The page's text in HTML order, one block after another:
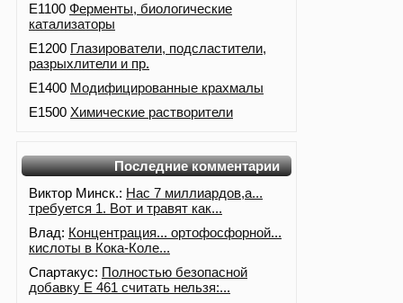
E1100 Ферменты, биологические
катализаторы
E1200 Глазирователи, подсластители,
разрыхлители и пр.
E1400 Модифицированные крахмалы
E1500 Химические растворители
Последние комментарии
Виктор Минск.: Нас 7 миллиардов,а...
требуется 1. Вот и травят как...
Влад: Концентрация... ортофосфорной...
кислоты в Кока-Коле...
Спартакус: Полностью безопасной
добавку Е 461 считать нельзя:...